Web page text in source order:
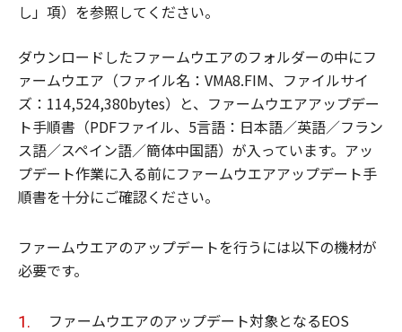
し」項）を参照してください。
ダウンロードしたファームウエアのフォルダーの中にフ
ァームウエア（ファイル名：VMA8.FIM、ファイルサイ
ズ：114,524,380bytes）と、ファームウエアアップデー
ト手順書（PDFファイル、5言語：日本語／英語／フラン
ス語／スペイン語／簡体中国語）が入っています。アッ
プデート作業に入る前にファームウエアアップデート手
順書を十分にご確認ください。
ファームウエアのアップデートを行うには以下の機材が
必要です。
ファームウエアのアップデート対象となるEOS